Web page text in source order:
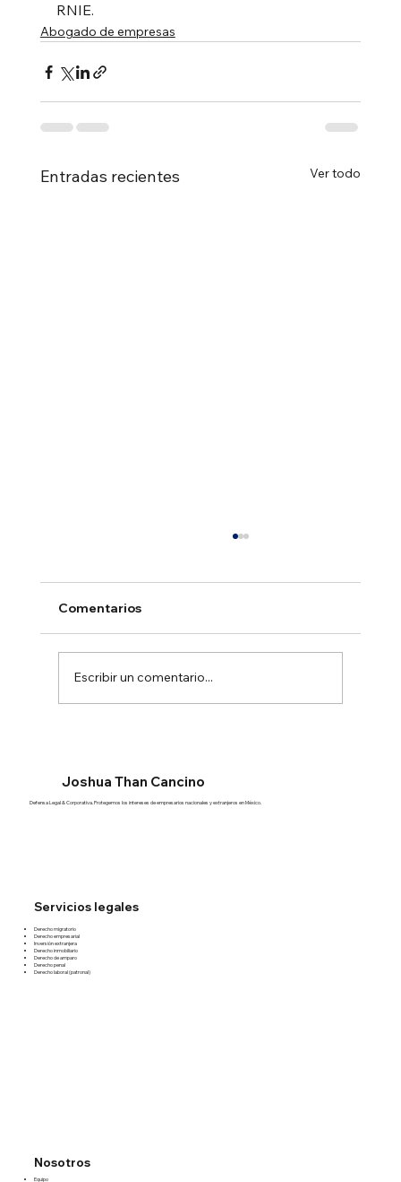
RNIE.
Abogado de empresas
Entradas recientes Ver todo
Comentarios
Escribir un comentario...
Joshua Than Cancino
Defensa Legal & Corporativa. Protegemos los intereses de empresarios nacionales y extranjeros en México.
Servicios legales
Derecho migratorio
Derecho empresarial
Inversión extranjera
Derecho inmobiliario
Derecho de amparo
Derecho penal
Derecho laboral (patronal)
Nosotros
Equipo